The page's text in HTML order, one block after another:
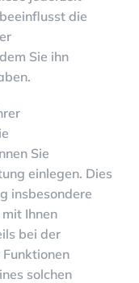
die
Sie ihn
Sie
einlegen. Dies
insbesondere
Ihnen
bei der
solchen